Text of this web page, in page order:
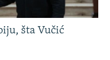
šta Vučić